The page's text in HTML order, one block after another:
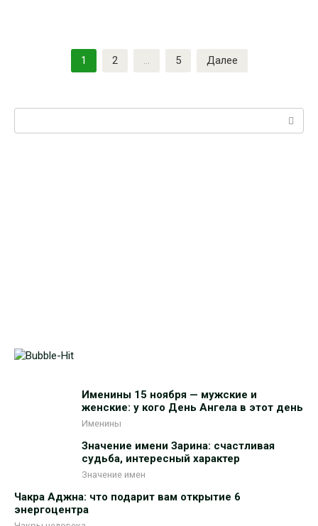
1 2 … 5 Далее
Именины 15 ноября — мужские и
женские: у кого День Ангела в этот день
Именины
Значение имени Зарина: счастливая
судьба, интересный характер
Значение имен
Чакра Аджна: что подарит вам открытие 6
энергоцентра